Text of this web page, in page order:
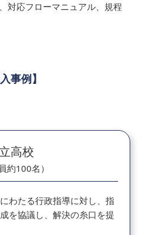
対応フローマニュアル、規程
事例】
高校
約100名）
わたる行政指導に対し、指
を協議し、解決の糸口を提